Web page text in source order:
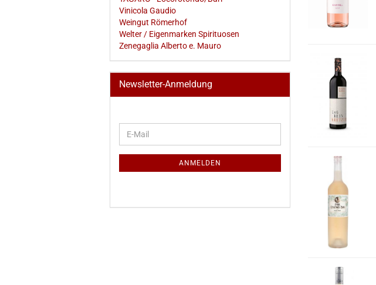
Vinicola Gaudio
Weingut Römerhof
Welter / Eigenmarken Spirituosen
Zenegaglia Alberto e. Mauro
Newsletter-Anmeldung
ZUR
E-
Mail
ANMELDEN